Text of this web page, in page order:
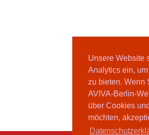
Unsere Website
Analytics ein,
zu bieten. Wenn
AVIVA-Berlin-
über Cookies
möchten,